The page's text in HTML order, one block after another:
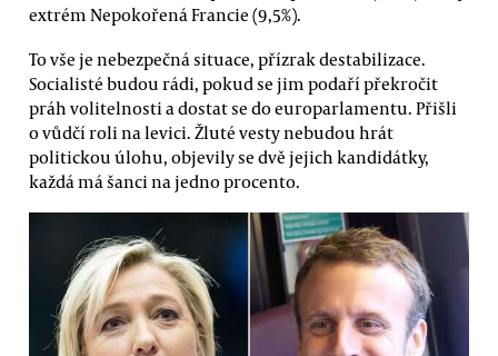
extrém Nepokořená Francie (9,5%).
To vše je nebezpečná situace, přízrak destabilizace.
Socialisté budou rádi, pokud se jim podaří překročit
práh volitelnosti a dostat se do europarlamentu. Přišli
o vůdčí roli na levici. Žluté vesty nebudou hrát
politickou úlohu, objevily se dvě jejich kandidátky,
každá má šanci na jedno procento.